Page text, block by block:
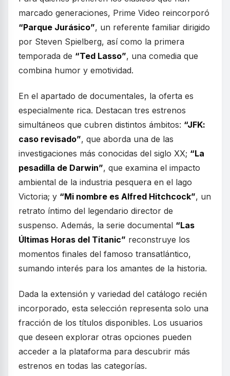
marcado generaciones, Prime Video reincorporó
“Parque Jurásico”, un referente familiar dirigido
por Steven Spielberg, así como la primera
temporada de “Ted Lasso”, una comedia que
combina humor y emotividad.
En el apartado de documentales, la oferta es
especialmente rica. Destacan tres estrenos
simultáneos que cubren distintos ámbitos: “JFK:
caso revisado”, que aborda una de las
investigaciones más conocidas del siglo XX; “La
pesadilla de Darwin”, que examina el impacto
ambiental de la industria pesquera en el lago
Victoria; y “Mi nombre es Alfred Hitchcock”, un
retrato íntimo del legendario director de
suspenso. Además, la serie documental “Las
Últimas Horas del Titanic” reconstruye los
momentos finales del famoso transatlántico,
sumando interés para los amantes de la historia.
Dada la extensión y variedad del catálogo recién
incorporado, esta selección representa solo una
fracción de los títulos disponibles. Los usuarios
que deseen explorar otras opciones pueden
acceder a la plataforma para descubrir más
estrenos en todas las categorías.